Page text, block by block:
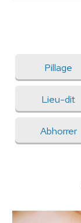
Pillage
Lieu-dit
Abhorrer